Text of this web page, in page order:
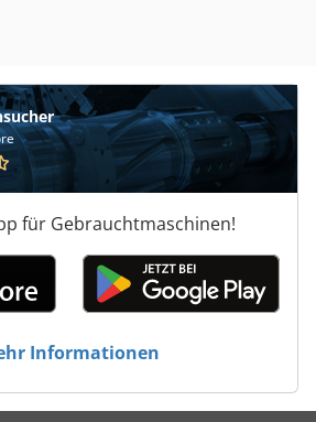
für Gebrauchtmaschinen!
Informationen